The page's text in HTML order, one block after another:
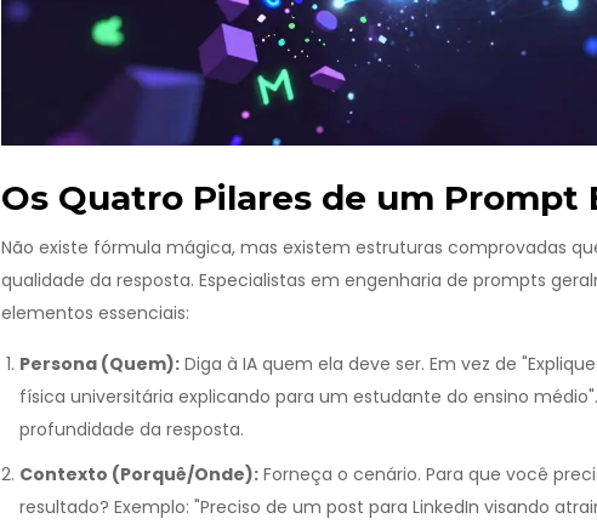
Os Quatro Pilares de um Prompt
Não existe fórmula mágica, mas existem estruturas comprovadas
qualidade da resposta. Especialistas em engenharia de prompts
elementos essenciais:
Persona (Quem):Diga à IA quem ela deve ser. Em vez de
física universitária explicando para um estudante do ensino
profundidade da resposta.
Contexto (Porquê/Onde):Forneça o cenário. Para que você
resultado? Exemplo: "Preciso de um post para LinkedIn visando